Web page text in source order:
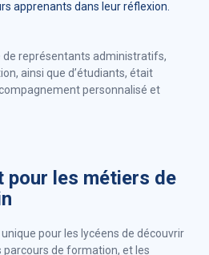
apprenants dans leur réflexion.
de représentants administratifs,
ainsi que d’étudiants, était
personnalisé et
pour les métiers de
pour les lycéens de découvrir
parcours de formation, et les